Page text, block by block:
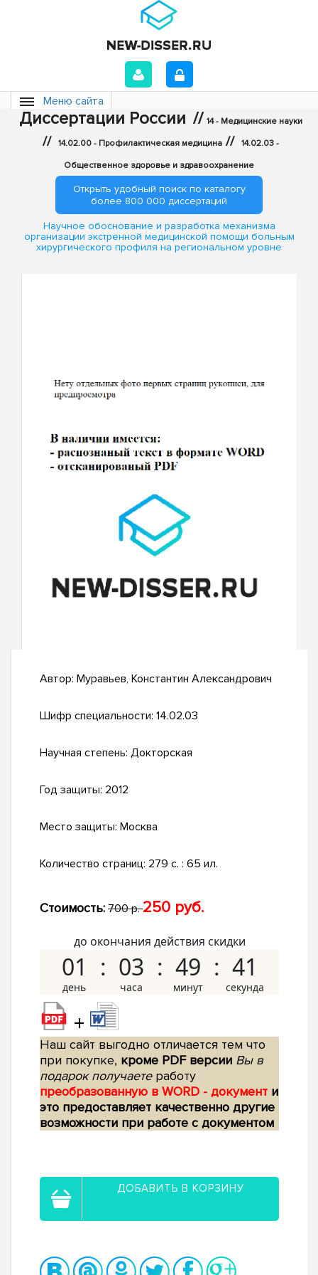
Меню сайта
Диссертации России // 14 - Медицинские науки
// 14.02.00 - Профилактическая медицина // 14.02.03 -
Общественное здоровье и здравоохранение
Открыть удобный поиск по каталогу
более 800 000 диссертаций
Научное обоснование и разработка механизма
организации экстренной медицинской помощи больным
хирургического профиля на региональном уровне
Автор: Муравьев, Константин Александрович
Шифр специальности: 14.02.03
Научная степень: Докторская
Год защиты: 2012
Место защиты: Москва
Количество страниц: 279 с. : 65 ил.
Стоимость: 700 р.250 руб.
до окончания действия скидки
01 03 49 40
+
Наш сайт выгодно отличается тем что
при покупке, кроме PDF версии Вы в
подарок получаетеработу
преобразованную в WORD - документ и
это предоставляет качественно другие
возможности при работе с документом
ДОБАВИТЬ В КОРЗИНУ